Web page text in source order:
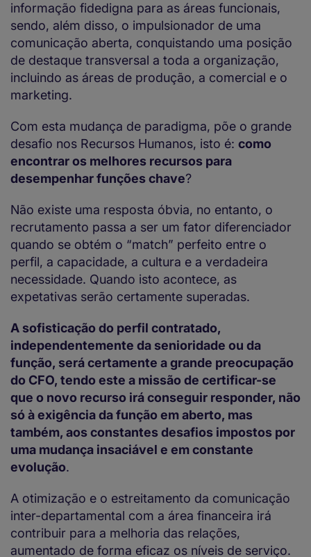
informação fidedigna para as áreas funcionais,
sendo, além disso, o impulsionador de uma
comunicação aberta, conquistando uma posição
de destaque transversal a toda a organização,
incluindo as áreas de produção, a comercial e o
marketing.
Com esta mudança de paradigma, põe o grande
desafio nos Recursos Humanos, isto é: como
encontrar os melhores recursos para
desempenhar funções chave?
Não existe uma resposta óbvia, no entanto, o
recrutamento passa a ser um fator diferenciador
quando se obtém o “match” perfeito entre o
perfil, a capacidade, a cultura e a verdadeira
necessidade. Quando isto acontece, as
expetativas serão certamente superadas.
A sofisticação do perfil contratado,
independentemente da senioridade ou da
função, será certamente a grande preocupação
do CFO, tendo este a missão de certificar-se
que o novo recurso irá conseguir responder, não
só à exigência da função em aberto, mas
também, aos constantes desafios impostos por
uma mudança insaciável e em constante
evolução.
A otimização e o estreitamento da comunicação
inter-departamental com a área financeira irá
contribuir para a melhoria das relações,
aumentado de forma eficaz os níveis de serviço.